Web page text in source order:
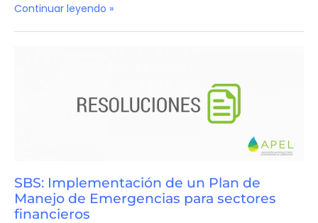
Continuar leyendo »
SBS: Implementación de un Plan de
Manejo de Emergencias para sectores
financieros